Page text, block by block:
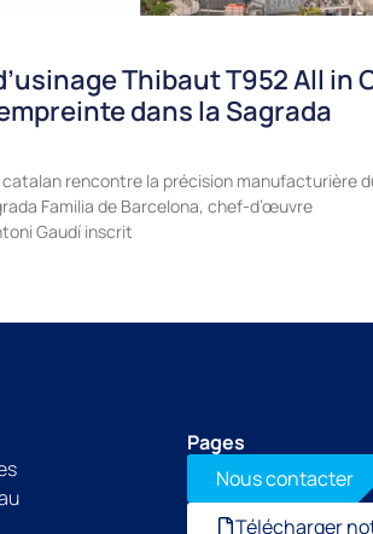
Thibaut T952 All in
dans la Sagrada
catalan rencontre la précision manufacturière
Familia de Barcelona, chef-d’œuvre
Gaudí inscrit
Pages
Nous contacter
Télécharger